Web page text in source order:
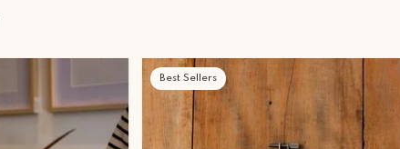
Best Sellers